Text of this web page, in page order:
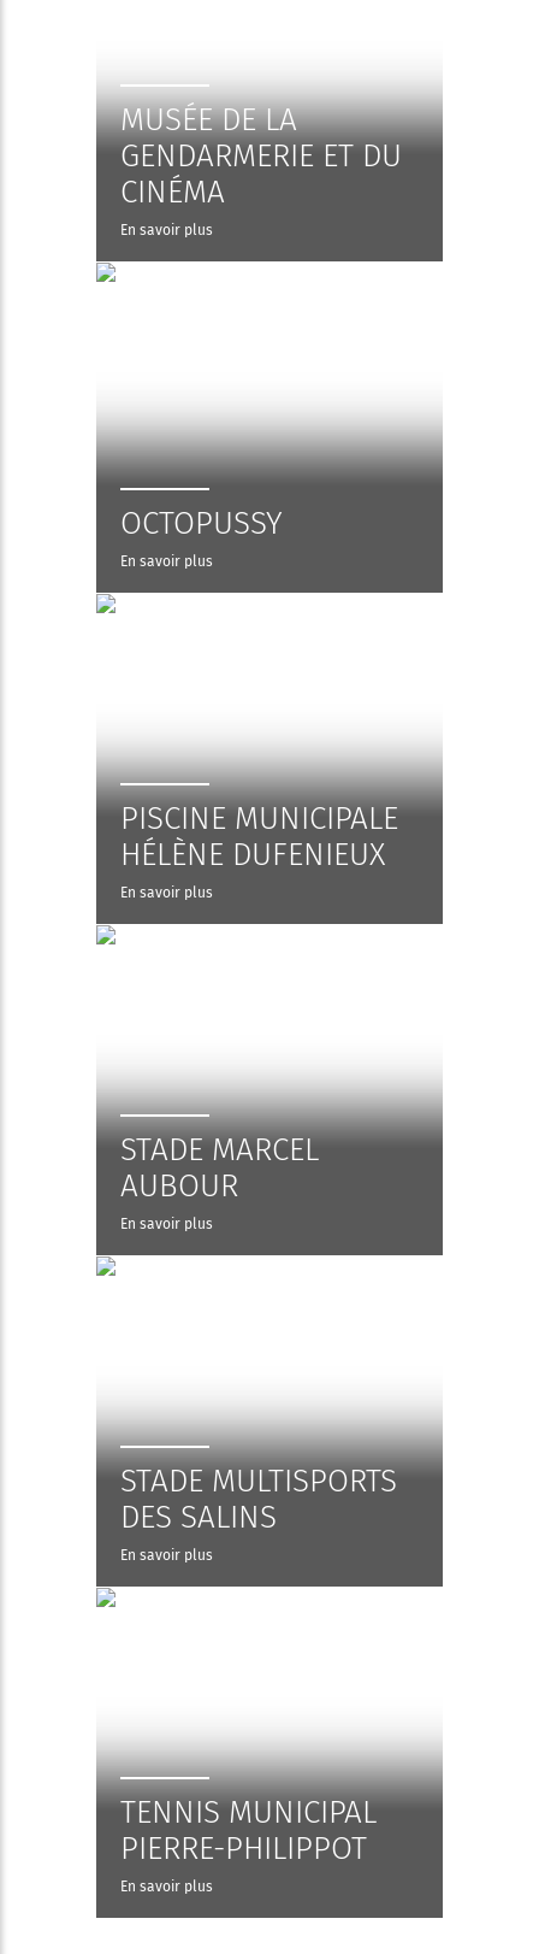
MUSÉE DE LA
GENDARMERIE ET DU
CINÉMA
En savoir plus
OCTOPUSSY
En savoir plus
PISCINE MUNICIPALE
HÉLÈNE DUFENIEUX
En savoir plus
STADE MARCEL
AUBOUR
En savoir plus
STADE MULTISPORTS
DES SALINS
En savoir plus
TENNIS MUNICIPAL
PIERRE-PHILIPPOT
En savoir plus